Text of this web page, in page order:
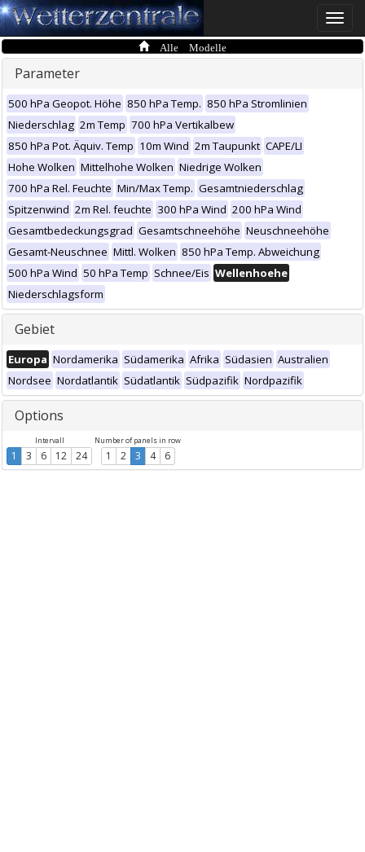
Toggle
Alle Modelle
Parameter
500 hPa Geopot. Höhe 850 hPa Temp. 850 hPa Stromlinien
Niederschlag 2m Temp 700 hPa Vertikalbew
850 hPa Pot. Äquiv. Temp 10m Wind 2m Taupunkt CAPE/LI
Hohe Wolken Mittelhohe Wolken Niedrige Wolken
700 hPa Rel. Feuchte Min/Max Temp. Gesamtniederschlag
Spitzenwind 2m Rel. feuchte 300 hPa Wind 200 hPa Wind
Gesamtbedeckungsgrad Gesamtschneehöhe Neuschneehöhe
Gesamt-Neuschnee Mittl. Wolken 850 hPa Temp. Abweichung
500 hPa Wind 50 hPa Temp Schnee/Eis Wellenhoehe
Niederschlagsform
Gebiet
Europa Nordamerika Südamerika Afrika Südasien Australien
Nordsee Nordatlantik Südatlantik Südpazifik Nordpazifik
Options
Intervall
1 3 6 12 24
Number of panels in row
1 2 3 4 6